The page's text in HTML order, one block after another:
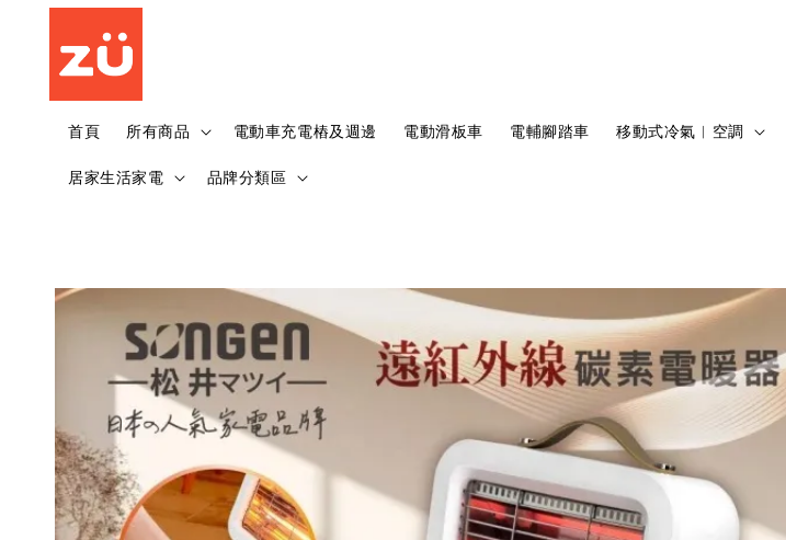
首頁 所有商品 電動車充電樁及週邊 電動滑板車 電輔腳踏車 移動式冷氣︱空調
居家生活家電 品牌分類區